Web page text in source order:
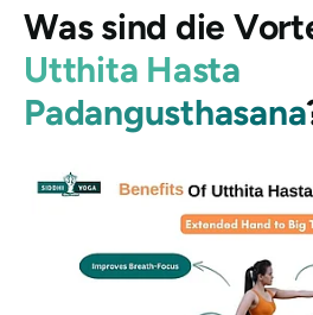
Was sind die
Utthita Hasta
Padangusthasana